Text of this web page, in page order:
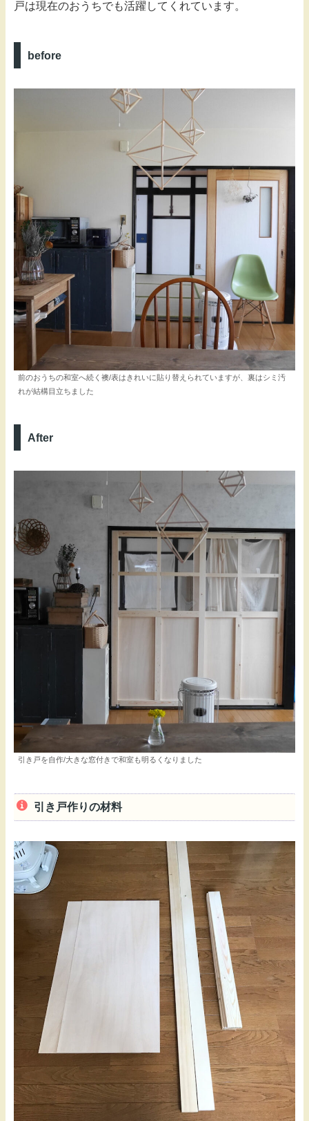
戸は現在のおうちでも活躍してくれています。
before
前のおうちの和室へ続く襖/表はきれいに貼り替えられていますが、裏はシミ汚
れが結構目立ちました
After
引き戸を自作/大きな窓付きで和室も明るくなりました
引き戸作りの材料